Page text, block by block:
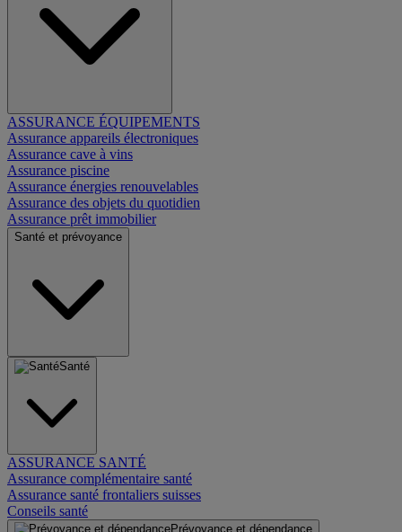
ASSURANCE ÉQUIPEMENTS
Assurance appareils électroniques
Assurance cave à vins
Assurance piscine
Assurance énergies renouvelables
Assurance des objets du quotidien
Assurance prêt immobilier
Santé et prévoyance
Santé
ASSURANCE SANTÉ
Assurance complémentaire santé
Assurance santé frontaliers suisses
Conseils santé
Prévoyance et dépendance